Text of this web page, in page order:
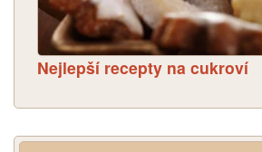
Nejlepší recepty na cukroví